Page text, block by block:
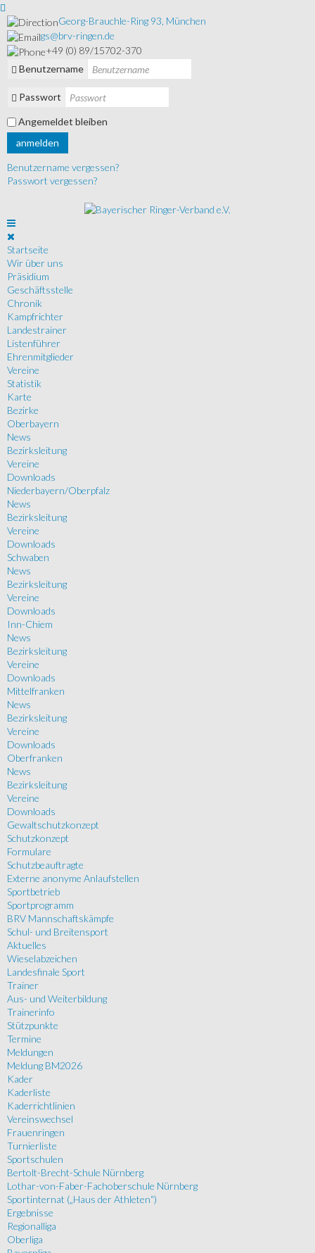
Georg-Brauchle-Ring 93, München
gs@brv-ringen.de
+49 (0) 89/15702-370
Benutzername
Passwort
Angemeldet bleiben
anmelden
Benutzername vergessen?
Passwort vergessen?
Startseite
Wir über uns
Präsidium
Geschäftsstelle
Chronik
Kampfrichter
Landestrainer
Listenführer
Ehrenmitglieder
Vereine
Statistik
Karte
Bezirke
Oberbayern
News
Bezirksleitung
Vereine
Downloads
Niederbayern/Oberpfalz
News
Bezirksleitung
Vereine
Downloads
Schwaben
News
Bezirksleitung
Vereine
Downloads
Inn-Chiem
News
Bezirksleitung
Vereine
Downloads
Mittelfranken
News
Bezirksleitung
Vereine
Downloads
Oberfranken
News
Bezirksleitung
Vereine
Downloads
Gewaltschutzkonzept
Schutzkonzept
Formulare
Schutzbeauftragte
Externe anonyme Anlaufstellen
Sportbetrieb
Sportprogramm
BRV Mannschaftskämpfe
Schul- und Breitensport
Aktuelles
Wieselabzeichen
Landesfinale Sport
Trainer
Aus- und Weiterbildung
Trainerinfo
Stützpunkte
Termine
Meldungen
Meldung BM2026
Kader
Kaderliste
Kaderrichtlinien
Vereinswechsel
Frauenringen
Turnierliste
Sportschulen
Bertolt-Brecht-Schule Nürnberg
Lothar-von-Faber-Fachoberschule Nürnberg
Sportinternat („Haus der Athleten“)
Ergebnisse
Regionalliga
Oberliga